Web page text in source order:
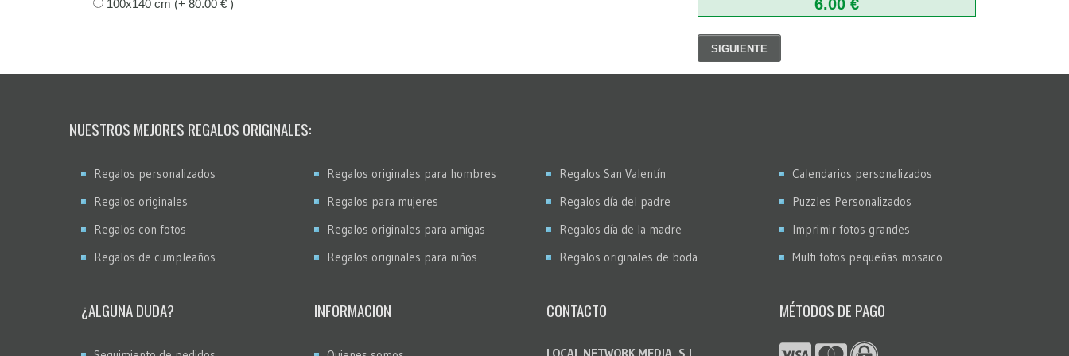
100x140 cm (+ 80.00 € ) 6.00 €
SIGUIENTE
NUESTROS MEJORES REGALOS ORIGINALES:
Regalos personalizados
Regalos originales
Regalos con fotos
Regalos de cumpleaños
Regalos originales para hombres
Regalos para mujeres
Regalos originales para amigas
Regalos originales para niños
Regalos San Valentín
Regalos día del padre
Regalos día de la madre
Regalos originales de boda
Calendarios personalizados
Puzzles Personalizados
Imprimir fotos grandes
Multi fotos pequeñas mosaico
¿ALGUNA DUDA? INFORMACION CONTACTO MÉTODOS DE PAGO